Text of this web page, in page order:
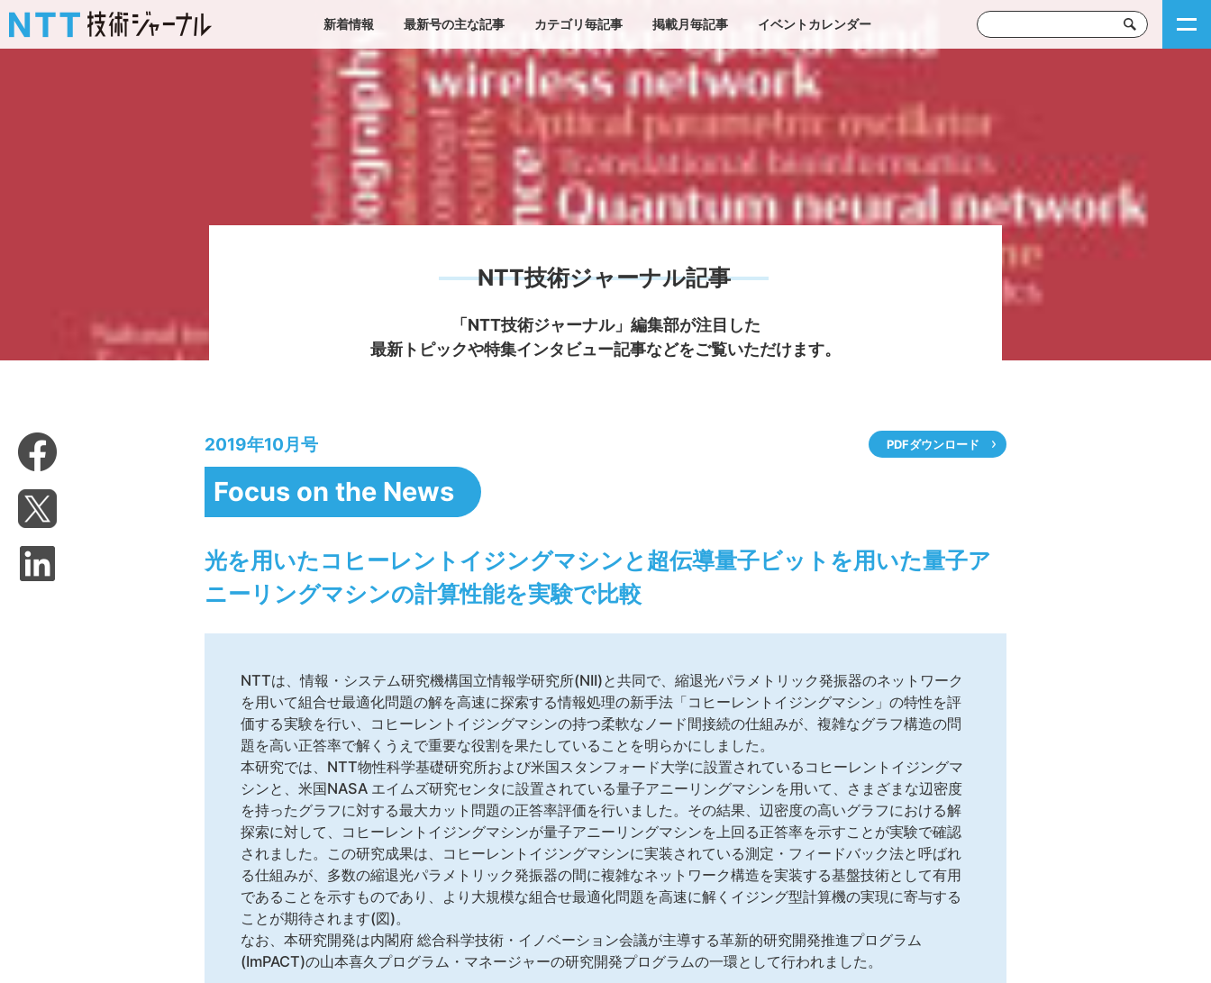
新着情報 最新号の主な記事 カテゴリ毎記事 掲載月毎記事 イベントカレンダー
NTT技術ジャーナル記事
「NTT技術ジャーナル」編集部が注目した
最新トピックや特集インタビュー記事などをご覧いただけます。
PDFダウンロード
2019年10月号
Focus on the News
光を用いたコヒーレントイジングマシンと超伝導量子ビットを用いた量子ア
ニーリングマシンの計算性能を実験で比較
NTTは、情報・システム研究機構国立情報学研究所(NII)と共同で、縮退光パラメトリック発振器のネットワーク
を用いて組合せ最適化問題の解を高速に探索する情報処理の新手法「コヒーレントイジングマシン」の特性を評
価する実験を行い、コヒーレントイジングマシンの持つ柔軟なノード間接続の仕組みが、複雑なグラフ構造の問
題を高い正答率で解くうえで重要な役割を果たしていることを明らかにしました。
本研究では、NTT物性科学基礎研究所および米国スタンフォード大学に設置されているコヒーレントイジングマ
シンと、米国NASA エイムズ研究センタに設置されている量子アニーリングマシンを用いて、さまざまな辺密度
を持ったグラフに対する最大カット問題の正答率評価を行いました。その結果、辺密度の高いグラフにおける解
探索に対して、コヒーレントイジングマシンが量子アニーリングマシンを上回る正答率を示すことが実験で確認
されました。この研究成果は、コヒーレントイジングマシンに実装されている測定・フィードバック法と呼ばれ
る仕組みが、多数の縮退光パラメトリック発振器の間に複雑なネットワーク構造を実装する基盤技術として有用
であることを示すものであり、より大規模な組合せ最適化問題を高速に解くイジング型計算機の実現に寄与する
ことが期待されます(図)。
なお、本研究開発は内閣府 総合科学技術・イノベーション会議が主導する革新的研究開発推進プログラム
(ImPACT)の山本喜久プログラム・マネージャーの研究開発プログラムの一環として行われました。